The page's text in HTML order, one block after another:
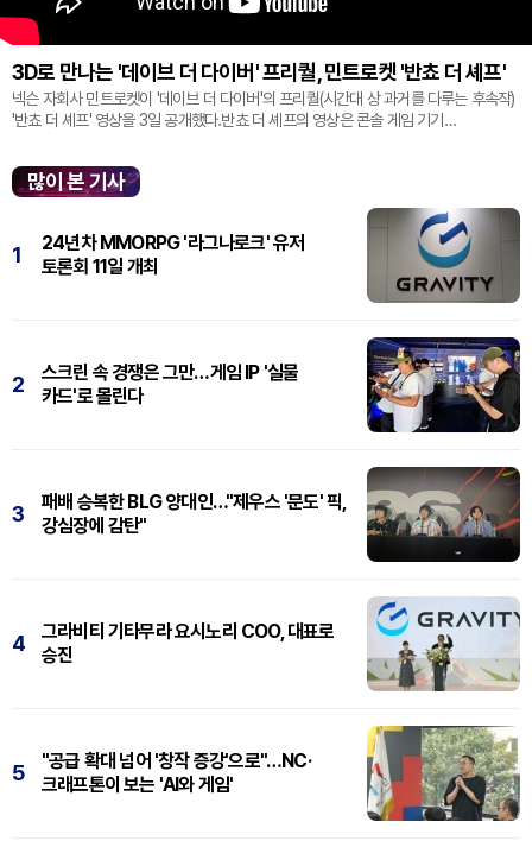
3D로 만나는 '데이브 더 다이버' 프리퀄, 민트로켓 '반쵸 더 셰프'
넥슨 자회사 민트로켓이 '데이브 더 다이버'의 프리퀄(시간대 상 과거를 다루는 후속작)
'반쵸 더 셰프' 영상을 3일 공개했다.반쵸 더 셰프의 영상은 콘솔 게임 기기
많이 본 기사
1
24년차 MMORPG '라그나로크' 유저
토론회 11일 개최
2
스크린 속 경쟁은 그만…게임 IP '실물
카드'로 몰린다
3
패배 승복한 BLG 양대인…"제우스 '문도' 픽,
강심장에 감탄"
4
그라비티 기타무라 요시노리 COO, 대표로
승진
5
"공급 확대 넘어 '창작 증강'으로"…NC·
크래프톤이 보는 'AI와 게임'